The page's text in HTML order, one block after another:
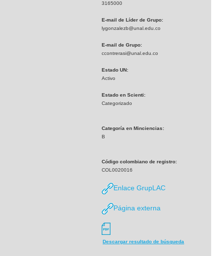
3165000
E-mail de Líder de Grupo:
lygonzalezb@unal.edu.co
E-mail de Grupo:
ccontrerasi@unal.edu.co
Estado UN:
Activo
Estado en Scienti:
Categorizado
Categoría en Minciencias:
B
Código colombiano de registro:
COL0020016
Enlace GrupLAC
Página externa
Descargar resultado de búsqueda